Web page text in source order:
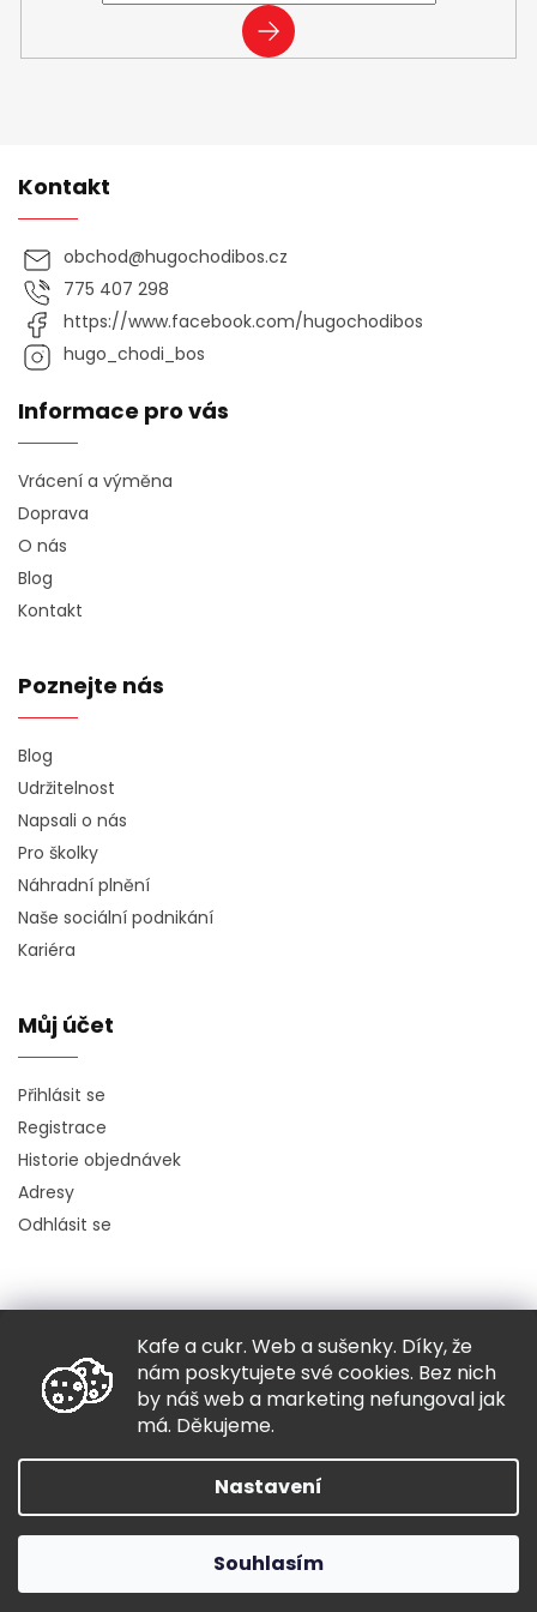
Kafe a cukr. Web a sušenky. Díky, že
nám poskytujete své cookies. Bez nich
by náš web a marketing nefungoval jak
má. Děkujeme.
Nastavení
Souhlasím
PŘIHLÁSIT
SE
Kontakt
obchod@hugochodibos.cz
775 407 298
https://www.facebook.com/hugochodibos
hugo_chodi_bos
Informace pro vás
Vrácení a výměna
Doprava
O nás
Blog
Kontakt
Poznejte nás
Blog
Udržitelnost
Napsali o nás
Pro školky
Náhradní plnění
Naše sociální podnikání
Kariéra
Můj účet
Přihlásit se
Registrace
Historie objednávek
Adresy
Odhlásit se
Copyright 2026Hugo chodí bos. Všechna práva vyhrazena.
Grafický návrh vytvořil a nakódovalShoptak.cz